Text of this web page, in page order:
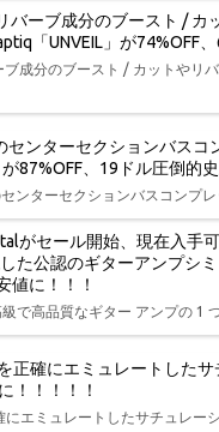
バーブ成分のブースト /
「UNVEIL」が74%OFF
ブ成分のブースト / カットや
センターセクションバス
87%OFF、19ドル圧倒的
センターセクションバスコン
がセール開始、現在入手
た公認のギターアンプシ
値に！！！
高品質なギター アンプの 1
正確にエミュレートした
！！！！！
にエミュレートしたサチュレ